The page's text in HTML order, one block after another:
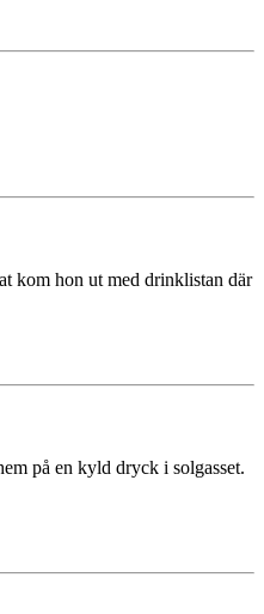
kom hon ut med drinklistan där
på en kyld dryck i solgasset.